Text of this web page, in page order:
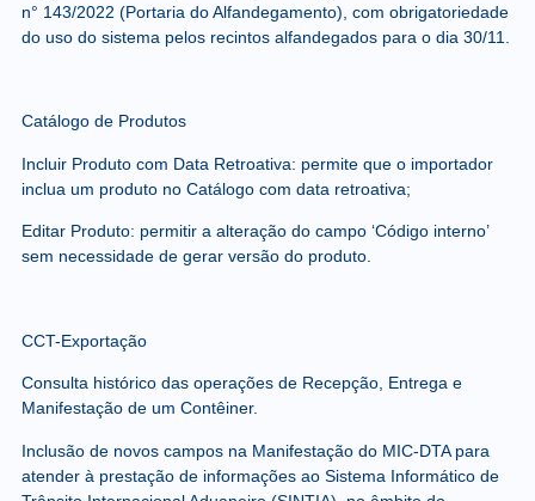
n° 143/2022 (Portaria do Alfandegamento), com obrigatoriedade
do uso do sistema pelos recintos alfandegados para o dia 30/11.
Catálogo de Produtos
Incluir Produto com Data Retroativa: permite que o importador
inclua um produto no Catálogo com data retroativa;
Editar Produto: permitir a alteração do campo ‘Código interno’
sem necessidade de gerar versão do produto.
CCT-Exportação
Consulta histórico das operações de Recepção, Entrega e
Manifestação de um Contêiner.
Inclusão de novos campos na Manifestação do MIC-DTA para
atender à prestação de informações ao Sistema Informático de